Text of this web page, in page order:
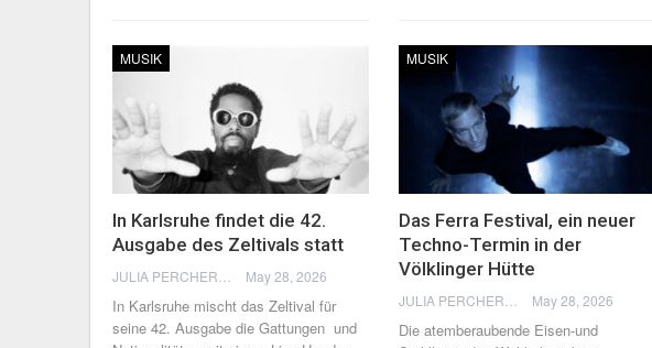
MUSIK
In Karlsruhe findet die 42.
Ausgabe des Zeltivals statt
May 28, 2026
In Karlsruhe mischt das Zeltival für
seine 42. Ausgabe die Gattungen und
MUSIK
Das Ferra Festival, ein neuer
Techno-Termin in der
Völklinger Hütte
May 28, 2026
Die atemberaubende Eisen-und